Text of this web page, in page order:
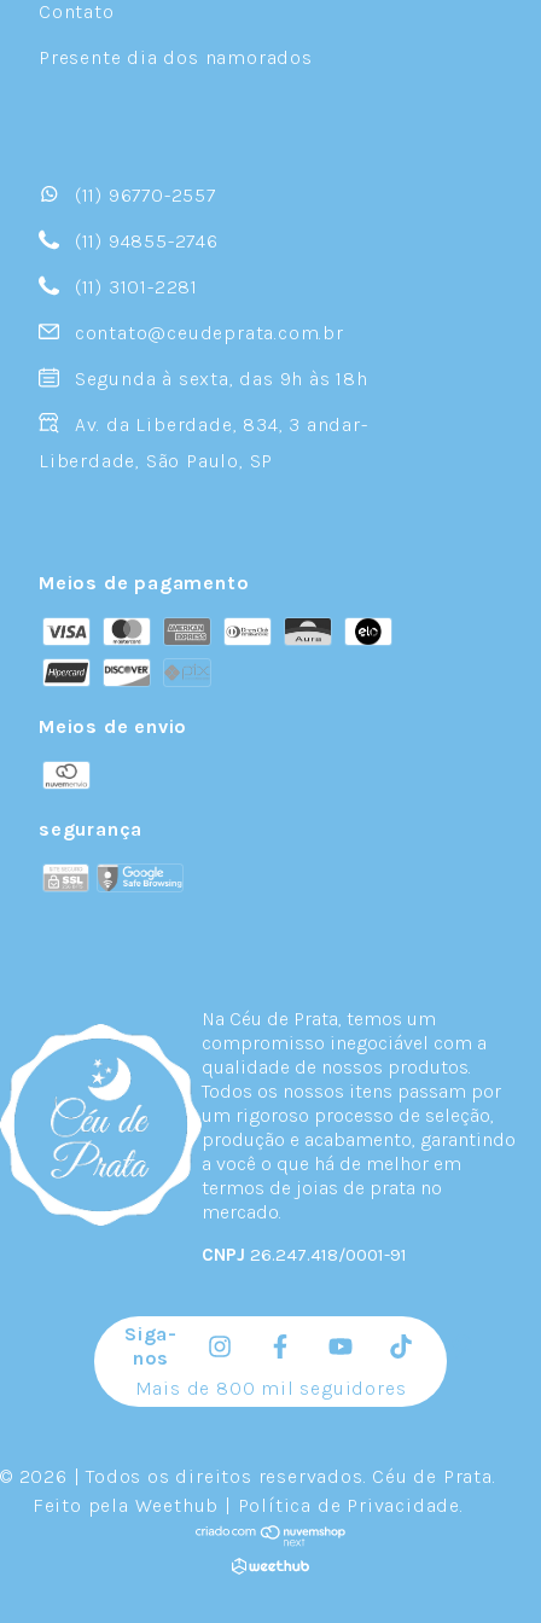
Na Céu de Prata, temos um
compromisso inegociável com a
qualidade de nossos produtos.
Todos os nossos itens passam por
um rigoroso processo de seleção,
produção e acabamento, garantindo
a você o que há de melhor em
termos de joias de prata no
mercado.
CNPJ 26.247.418/0001-91
Contato
Presente dia dos namorados
(11) 96770-2557
(11) 94855-2746
(11) 3101-2281
contato@ceudeprata.com.br
Segunda à sexta, das 9h às 18h
Av. da Liberdade, 834, 3 andar-
Liberdade, São Paulo, SP
Meios de pagamento
Meios de envio
segurança
Siga-
nos
Mais de 800 mil seguidores
© 2026 | Todos os direitos reservados. Céu de Prata.
Feito pela Weethub | Política de Privacidade.